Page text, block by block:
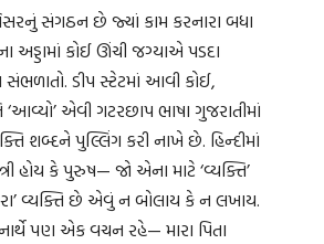
સંગઠન છે જ્યાં કામ કરનારા બધા
અડ્ડામાં કોઈ ઊંચી જગ્યાએ પડદા
ડીપ સ્ટેટમાં આવી કોઈ,
‘આવ્યો’ એવી ગટરછાપ ભાષા ગુજરાતીમાં
શબ્દને પુલ્લિંગ કરી નાખે છે. હિન્દીમાં
હોય કે પુરુષ— જો એના માટે ‘વ્યક્તિ’
વ્યક્તિ છે એવું ન બોલાય કે ન લખાય.
પણ એક વચન રહે— મારા પિતા